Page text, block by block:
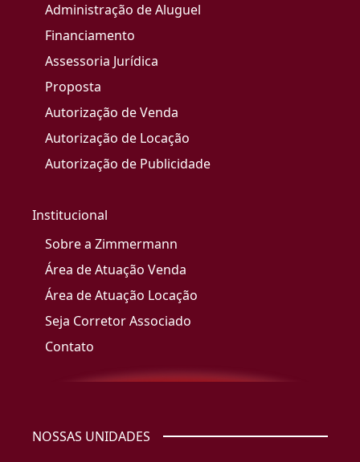
Administração de Aluguel
Financiamento
Assessoria Jurídica
Proposta
Autorização de Venda
Autorização de Locação
Autorização de Publicidade
Institucional
Sobre a Zimmermann
Área de Atuação Venda
Área de Atuação Locação
Seja Corretor Associado
Contato
NOSSAS UNIDADES